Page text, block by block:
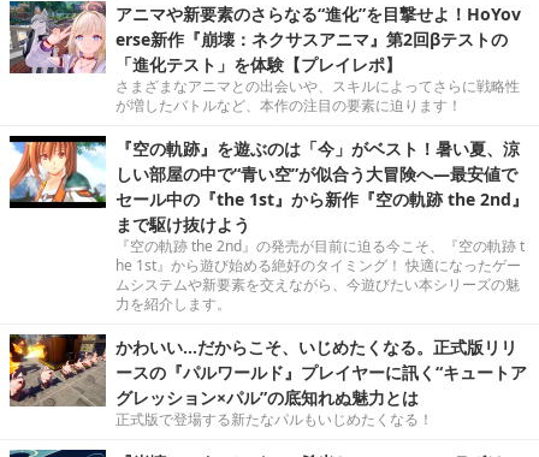
アニマや新要素のさらなる“進化”を目撃せよ！HoYov
erse新作『崩壊：ネクサスアニマ』第2回βテストの
「進化テスト」を体験【プレイレポ】
さまざまなアニマとの出会いや、スキルによってさらに戦略性
が増したバトルなど、本作の注目の要素に迫ります！
『空の軌跡』を遊ぶのは「今」がベスト！暑い夏、涼
しい部屋の中で“青い空”が似合う大冒険へ―最安値で
セール中の『the 1st』から新作『空の軌跡 the 2nd』
まで駆け抜けよう
『空の軌跡 the 2nd』の発売が目前に迫る今こそ、『空の軌跡 t
he 1st』から遊び始める絶好のタイミング！ 快適になったゲー
ムシステムや新要素を交えながら、今遊びたい本シリーズの魅
力を紹介します。
かわいい…だからこそ、いじめたくなる。正式版リリ
ースの『パルワールド』プレイヤーに訊く“キュートア
グレッション×パル”の底知れぬ魅力とは
正式版で登場する新たなパルもいじめたくなる！